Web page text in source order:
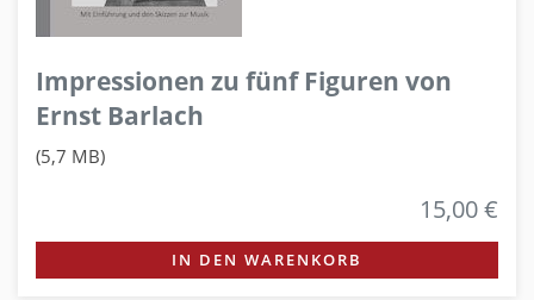
Impressionen zu fünf Figuren von
Ernst Barlach
(5,7 MB)
15,00 €
IN DEN WARENKORB